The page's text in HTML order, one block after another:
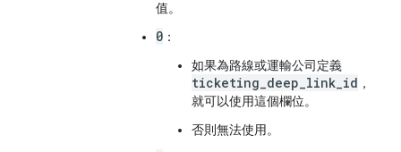
值。
0 ：
如果為路線或運輸公司定義
ticketing_deep_link_id ，
就可以使用這個欄位。
否則無法使用。